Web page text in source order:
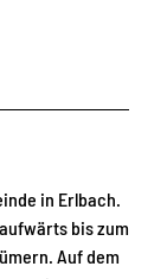
in Erlbach.
bis zum
Auf dem